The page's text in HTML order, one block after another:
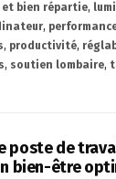
bien répartie,
,
, productivité,
, soutien lombaire,
poste de
bien-être